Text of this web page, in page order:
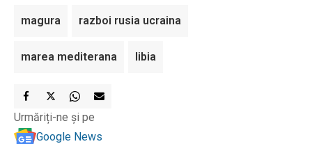
magura razboi rusia ucraina
marea mediterana libia
Urmăriți-ne și pe
Google News